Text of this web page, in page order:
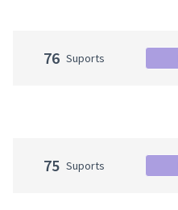
76 Suports
75 Suports